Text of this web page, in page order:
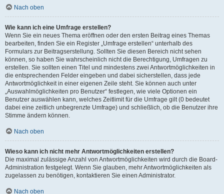
Nach oben
Wie kann ich eine Umfrage erstellen?
Wenn Sie ein neues Thema eröffnen oder den ersten Beitrag eines Themas
bearbeiten, finden Sie ein Register „Umfrage erstellen“ unterhalb des
Formulars zur Beitragserstellung. Sollten Sie diesen Bereich nicht sehen
können, so haben Sie wahrscheinlich nicht die Berechtigung, Umfragen zu
erstellen. Sie sollten einen Titel und mindestens zwei Antwortmöglichkeiten in
die entsprechenden Felder eingeben und dabei sicherstellen, dass jede
Antwortmöglichkeit in einer eigenen Zeile steht. Sie können auch unter
„Auswahlmöglichkeiten pro Benutzer“ festlegen, wie viele Optionen ein
Benutzer auswählen kann, welches Zeitlimit für die Umfrage gilt (0 bedeutet
dabei eine zeitlich unbegrenzte Umfrage) und schließlich, ob die Benutzer ihre
Stimme ändern können.
Nach oben
Wieso kann ich nicht mehr Antwortmöglichkeiten erstellen?
Die maximal zulässige Anzahl von Antwortmöglichkeiten wird durch die Board-
Administration festgelegt. Wenn Sie glauben, mehr Antwortmöglichkeiten als
zugelassen zu benötigen, kontaktieren Sie einen Administrator.
Nach oben